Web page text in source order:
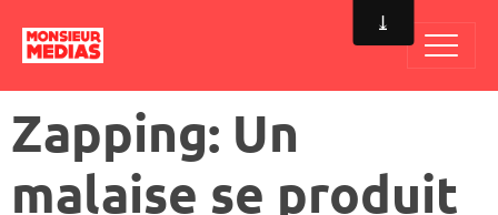
Zapping: Un
malaise se produit